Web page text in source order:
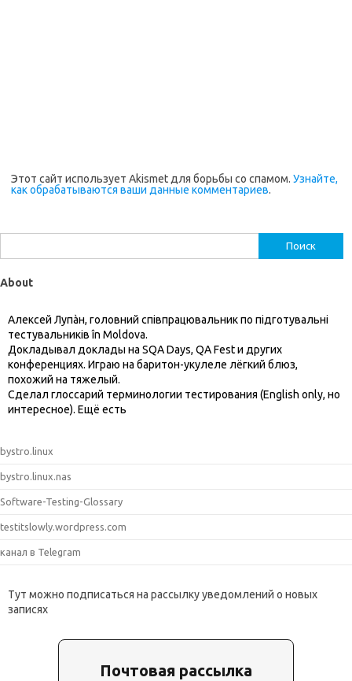
Этот сайт использует Akismet для борьбы со спамом. Узнайте,
как обрабатываются ваши данные комментариев.
About
Алексей Лупàн, головний спiвпрацювальник по підготувальні
тестувальників în Moldova.
Докладывал доклады на SQA Days, QA Fest и других
конференциях. Играю на баритон-укулеле лёгкий блюз,
похожий на тяжелый.
Сделал глоссарий терминологии тестирования (English only, но
интересное). Ещё есть
bystro.linux
bystro.linux.nas
Software-Testing-Glossary
testitslowly.wordpress.com
канал в Telegram
Тут можно подписаться на рассылку уведомлений о новых
записях
Почтовая рассылка